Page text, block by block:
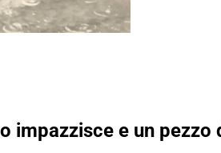
impazzisce e un pezzo